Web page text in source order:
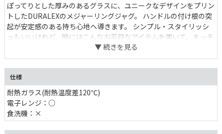
ぽってりとした厚みのあるグラスに、ユニークなデザインをプリン
トしたDURALEXのメジャーリングジャグ。 ハンドルの付け根の突
起が安定感のある持ち心地へ導きます。 シンプル・スタイリッシ
ュもいいけれど、時にはこんなお茶目なアイテムを置いて、キッチ
ンに外しを取り入れてみましょう。
仕様
耐熱ガラス(耐熱温度差120℃)
電子レンジ：○
食洗機：×